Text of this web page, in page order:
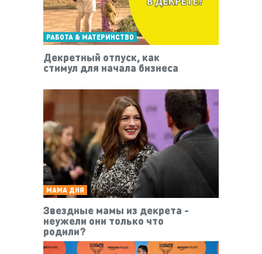
РАБОТА & МАТЕРИНСТВО
Декретный отпуск, как
стимул для начала бизнеса
МАМА ДНЯ
Звездные мамы из декрета -
неужели они только что
родили?